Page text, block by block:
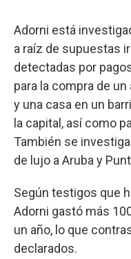
Adorni está
a raíz de supuestas
detectadas por
para la compra de
y una casa en un
la capital, así como
También se
de lujo a Aruba y
Según testigos que
Adorni gastó más
un año, lo que
declarados.